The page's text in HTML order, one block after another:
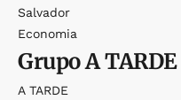
Salvador
Economia
GrupoA TARDE
A TARDE